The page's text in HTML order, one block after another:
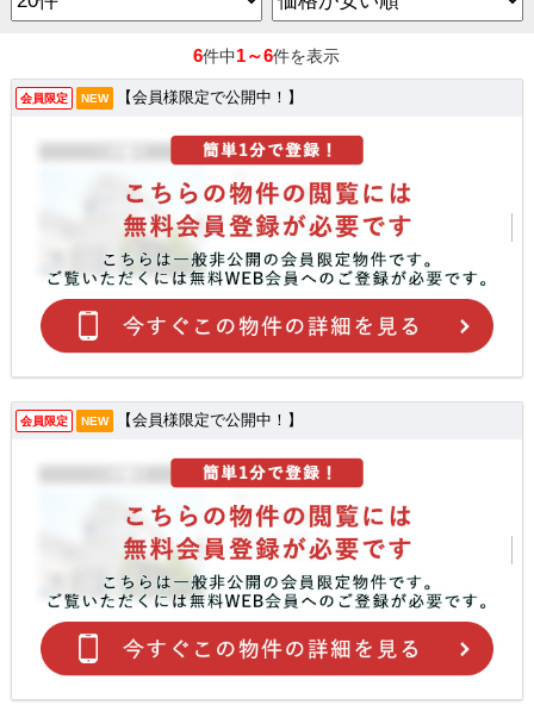
6件中1～6件を表示
会員限定 NEW 【会員様限定で公開中！】
会員限定 NEW 【会員様限定で公開中！】